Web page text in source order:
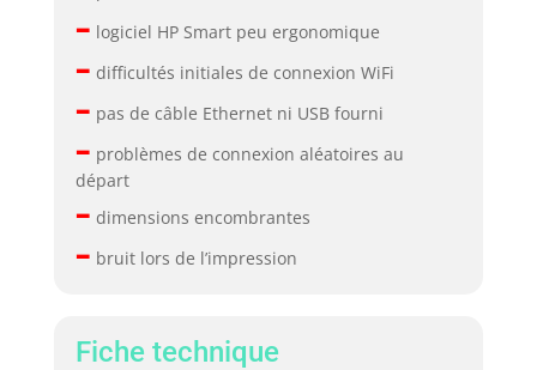
– logiciel HP Smart peu ergonomique
– difficultés initiales de connexion WiFi
– pas de câble Ethernet ni USB fourni
– problèmes de connexion aléatoires au
départ
– dimensions encombrantes
– bruit lors de l’impression
Fiche technique